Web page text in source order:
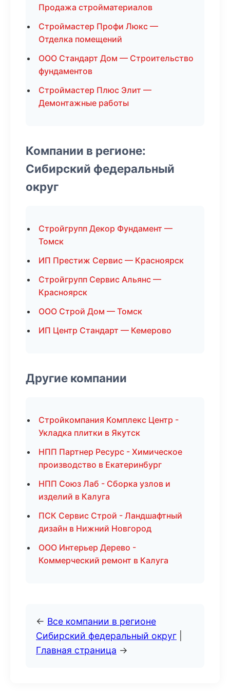
Продажа стройматериалов
Строймастер Профи Люкс —
Отделка помещений
ООО Стандарт Дом — Строительство
фундаментов
Строймастер Плюс Элит —
Демонтажные работы
Компании в регионе:
Сибирский федеральный
округ
Стройгрупп Декор Фундамент —
Томск
ИП Престиж Сервис — Красноярск
Стройгрупп Сервис Альянс —
Красноярск
ООО Строй Дом — Томск
ИП Центр Стандарт — Кемерово
Другие компании
Стройкомпания Комплекс Центр -
Укладка плитки в Якутск
НПП Партнер Ресурс - Химическое
производство в Екатеринбург
НПП Союз Лаб - Сборка узлов и
изделий в Калуга
ПСК Сервис Строй - Ландшафтный
дизайн в Нижний Новгород
ООО Интерьер Дерево -
Коммерческий ремонт в Калуга
← Все компании в регионе
Сибирский федеральный округ
Главная страница →